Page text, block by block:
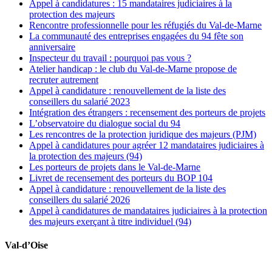
Appel à candidatures : 15 mandataires judiciaires à la
protection des majeurs
Rencontre professionnelle pour les réfugiés du Val-de-Marne
La communauté des entreprises engagées du 94 fête son
anniversaire
Inspecteur du travail : pourquoi pas vous ?
Atelier handicap : le club du Val-de-Marne propose de
recruter autrement
Appel à candidature : renouvellement de la liste des
conseillers du salarié 2023
Intégration des étrangers : recensement des porteurs de projets
L’observatoire du dialogue social du 94
Les rencontres de la protection juridique des majeurs (PJM)
Appel à candidatures pour agréer 12 mandataires judiciaires à
la protection des majeurs (94)
Les porteurs de projets dans le Val-de-Marne
Livret de recensement des porteurs du BOP 104
Appel à candidature : renouvellement de la liste des
conseillers du salarié 2026
Appel à candidatures de mandataires judiciaires à la protection
des majeurs exerçant à titre individuel (94)
Val-d’Oise